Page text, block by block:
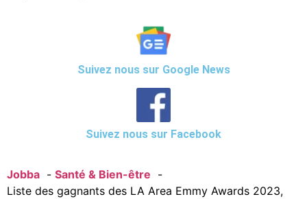
Suivez nous sur Google News
Suivez nous sur Facebook
Jobba
Santé & Bien-être
Liste des gagnants des LA Area Emmy Awards 2023,